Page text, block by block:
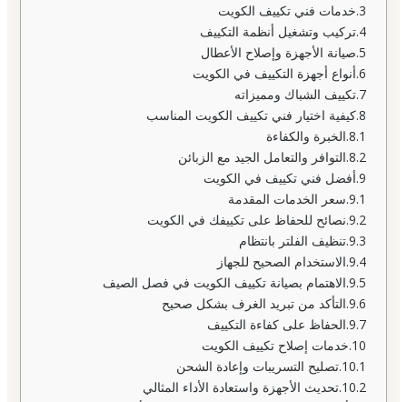
خدمات فني تكييف الكويت
تركيب وتشغيل أنظمة التكييف
صيانة الأجهزة وإصلاح الأعطال
أنواع أجهزة التكييف في الكويت
تكييف الشباك ومميزاته
كيفية اختيار فني تكييف الكويت المناسب
الخبرة والكفاءة
التوافر والتعامل الجيد مع الزبائن
أفضل فني تكييف في الكويت
سعر الخدمات المقدمة
نصائح للحفاظ على تكييفك في الكويت
تنظيف الفلتر بانتظام
الاستخدام الصحيح للجهاز
الاهتمام بصيانة تكييف الكويت في فصل الصيف
التأكد من تبريد الغرف بشكل صحيح
الحفاظ على كفاءة التكييف
خدمات إصلاح تكييف الكويت
تصليح التسريبات وإعادة الشحن
تحديث الأجهزة واستعادة الأداء المثالي